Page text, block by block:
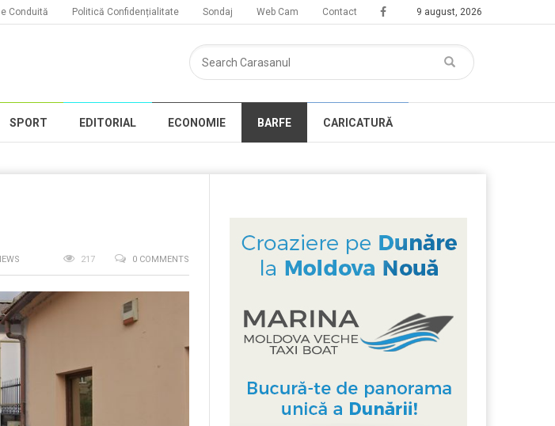
9 august, 2026
Conduită Politică Confidențialitate Sondaj Web Cam Contact
SPORT EDITORIAL ECONOMIE BARFE CARICATURĂ
0 COMMENTS
217